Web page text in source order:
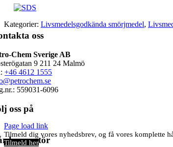
Kategorier: Livsmedelsgodkända smörjmedel,
oss
Chem Sverige AB
9 211 24 Malmö
+46 4612 1555
559031-6096
oss på
leverantör
Page load link
Tilmeld dig vores nyhedsbrev, og få vores komplette
Tilmeld her